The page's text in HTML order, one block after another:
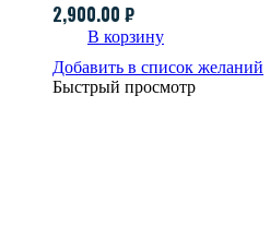
2,900.00 ₽
В корзину
Добавить в список желаний
Быстрый просмотр